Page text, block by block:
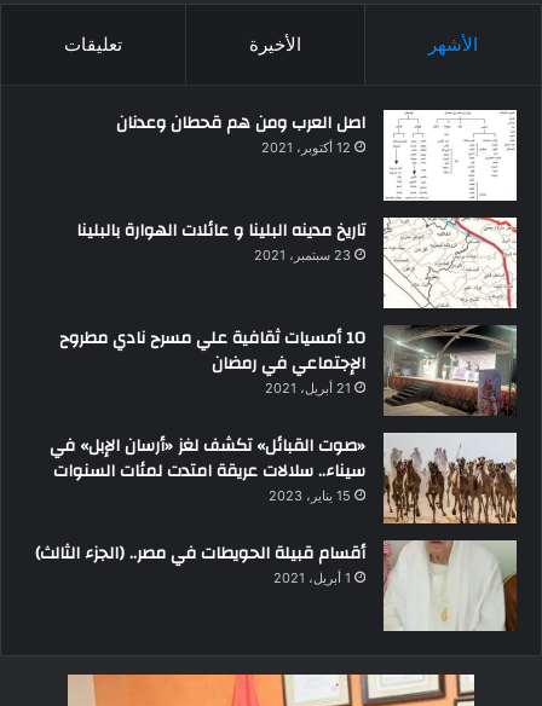
الأشهر الأخيرة تعليقات
اصل العرب ومن هم قحطان وعدنان
12 أكتوبر، 2021
تاريخ مدينه البلينا و عائلات الهوارة بالبلينا
23 سبتمبر، 2021
10 أمسيات ثقافية علي مسرح نادي مطروح
الإجتماعي في رمضان
21 أبريل، 2021
«صوت القبائل» تكشف لغز «أرسان الإبل» في
سيناء.. سلالات عريقة امتدت لمئات السنوات
15 يناير، 2023
أقسام قبيلة الحويطات في مصر.. (الجزء الثالث)
1 أبريل، 2021